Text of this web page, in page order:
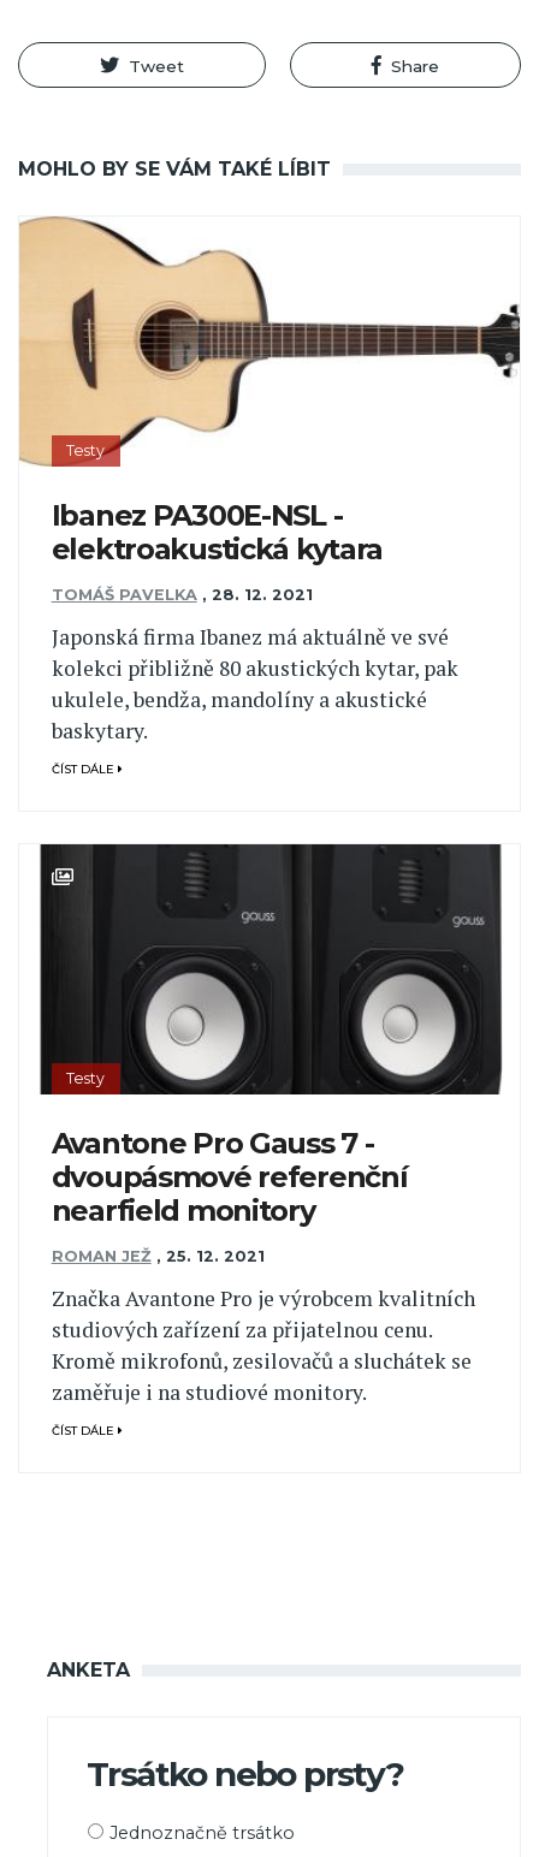
Tweet Share
MOHLO BY SE VÁM TAKÉ LÍBIT
Testy
Ibanez PA300E-NSL -
elektroakustická kytara
TOMÁŠ PAVELKA , 28. 12. 2021
Japonská firma Ibanez má aktuálně ve své
kolekci přibližně 80 akustických kytar, pak
ukulele, bendža, mandolíny a akustické
baskytary.
ČÍST DÁLE
Testy
Avantone Pro Gauss 7 -
dvoupásmové referenční
nearfield monitory
ROMAN JEŽ , 25. 12. 2021
Značka Avantone Pro je výrobcem kvalitních
studiových zařízení za přijatelnou cenu.
Kromě mikrofonů, zesilovačů a sluchátek se
zaměřuje i na studiové monitory.
ČÍST DÁLE
ANKETA
Trsátko nebo prsty?
Možnosti
Jednoznačně trsátko